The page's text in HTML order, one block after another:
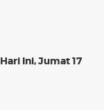
Ini, Jumat 17